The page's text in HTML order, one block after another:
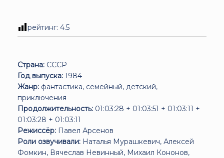
рейтинг: 4.5
Страна: СССР
Год выпуска: 1984
Жанр: фантастика, семейный, детский,
приключения
Продолжительность: 01:03:28 + 01:03:51 + 01:03:11 +
01:03:28 + 01:03:11
Режиссёр: Павел Арсенов
Роли озвучивали: Наталья Мурашкевич, Алексей
Фомкин, Вячеслав Невинный, Михаил Кононов,